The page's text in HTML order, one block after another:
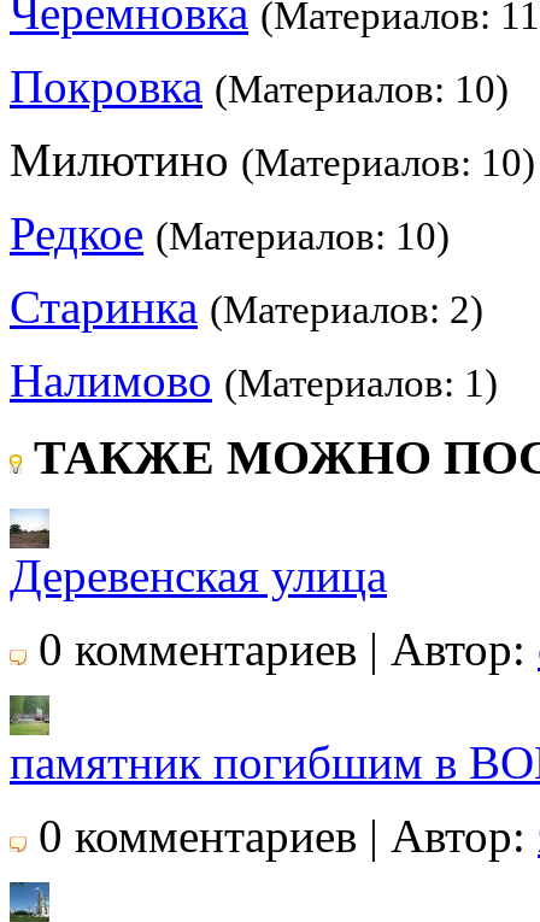
Черемновка (Материалов:
Покровка (Материалов: 10)
Милютино (Материалов: 10)
Редкое (Материалов: 10)
Старинка (Материалов: 2)
Налимово (Материалов: 1)
ТАКЖЕ МОЖНО
Деревенская улица
0 комментариев | Автор:
памятник погибшим в
0 комментариев | Автор: